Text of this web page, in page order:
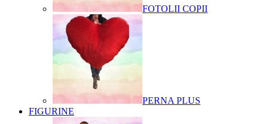
FOTOLII COPII
PERNA PLUS
FIGURINE